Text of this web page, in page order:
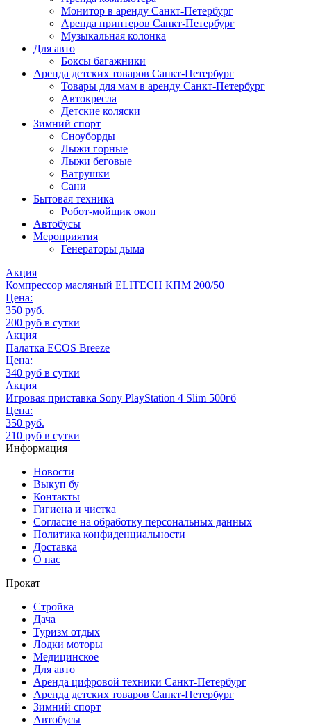
Монитор в аренду Санкт-Петербург
Аренда принтеров Санкт-Петербург
Музыкальная колонка
Для авто
Боксы багажники
Аренда детских товаров Санкт-Петербург
Товары для мам в аренду Санкт-Петербург
Автокресла
Детские коляски
Зимний спорт
Сноуборды
Лыжи горные
Лыжи беговые
Ватрушки
Сани
Бытовая техника
Робот-мойщик окон
Автобусы
Мероприятия
Генераторы дыма
Акция
Компрессор масляный ELITECH КПМ 200/50
Цена:
350 руб.
200 руб в сутки
Акция
Палатка ECOS Breeze
Цена:
340 руб в сутки
Акция
Игровая приставка Sony PlayStation 4 Slim 500гб
Цена:
350 руб.
210 руб в сутки
Информация
Новости
Выкуп бу
Контакты
Гигиена и чистка
Согласие на обработку персональных данных
Политика конфиденциальности
Доставка
О нас
Прокат
Стройка
Дача
Туризм отдых
Лодки моторы
Медицинское
Для авто
Аренда цифровой техники Санкт-Петербург
Аренда детских товаров Санкт-Петербург
Зимний спорт
Автобусы